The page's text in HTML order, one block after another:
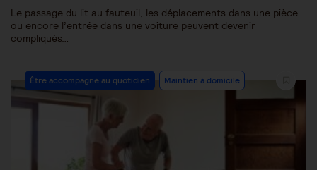
Le passage du lit au fauteuil, les déplacements dans une pièce
ou encore l’entrée dans une voiture peuvent devenir
compliqués…
Être accompagné au quotidien Maintien à domicile